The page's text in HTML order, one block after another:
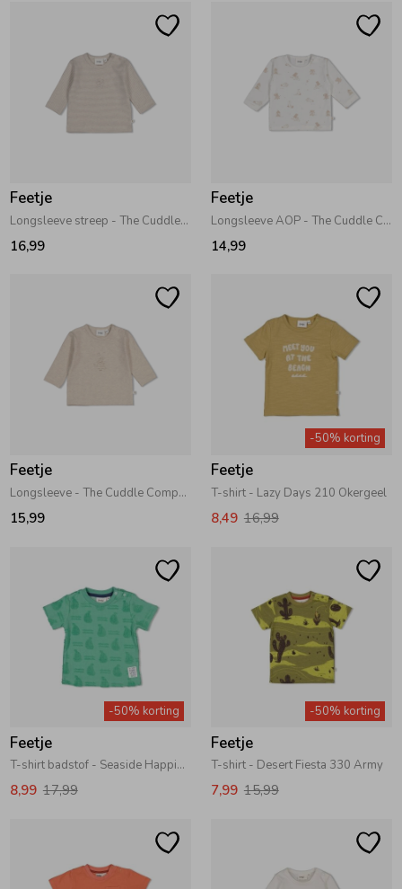
Feetje
Longsleeve streep - The Cuddle Company Bruin melange
16,99
Feetje
Longsleeve AOP - The Cuddle Company Offwhite
14,99
Feetje
Longsleeve - The Cuddle Company Taupe melange
15,99
-50% korting
Feetje
T-shirt - Lazy Days 210 Okergeel
8,49 16,99
-50% korting
Feetje
T-shirt badstof - Seaside Happiness 300 Groen
8,99 17,99
-50% korting
Feetje
T-shirt - Desert Fiesta 330 Army
7,99 15,99